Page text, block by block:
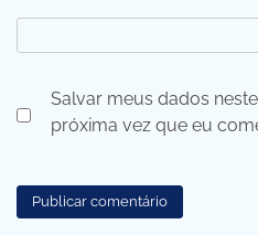
Salvar meus dados
próxima vez que eu